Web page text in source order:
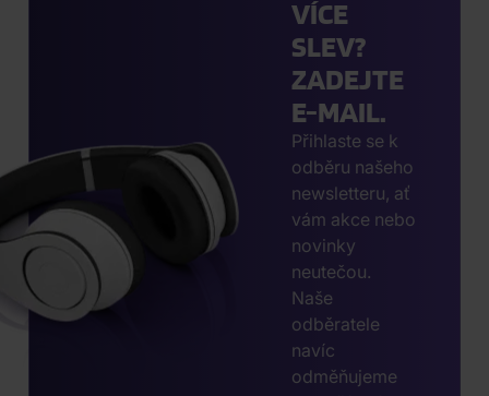
VÍCE
SLEV?
ZADEJTE
E-MAIL.
Přihlaste se k
odběru našeho
newsletteru, ať
vám akce nebo
novinky
neutečou.
Naše
odběratele
navíc
odměňujeme